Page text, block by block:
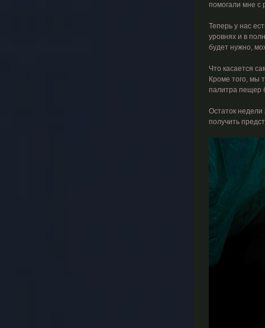
помогали мне с
Теперь у нас
уровнях и в
будет нужно,
Что касается
Кроме того, мы
палитра пещер
Остаток
получить